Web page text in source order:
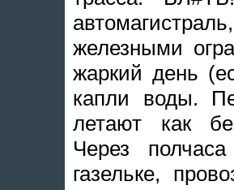
железными
жаркий день
капли воды.
летают как
Через
газельке,